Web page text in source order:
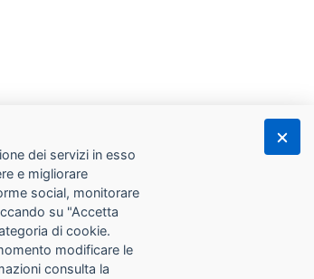
dei servizi in esso
e migliorare
social, monitorare
su "Accetta
di cookie.
modificare le
consulta la